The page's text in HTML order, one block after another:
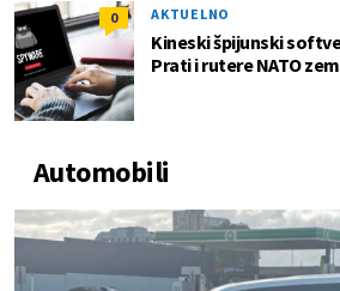
0 AKTUELNO
Kineski špijunski
Prati i rutere NATO
Automobili